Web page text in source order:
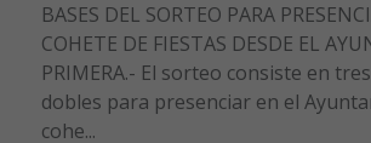
BASES DEL SORTEO PARA
COHETE DE FIESTAS DESDE EL
PRIMERA.- El sorteo consiste en
dobles para presenciar en el
cohe...